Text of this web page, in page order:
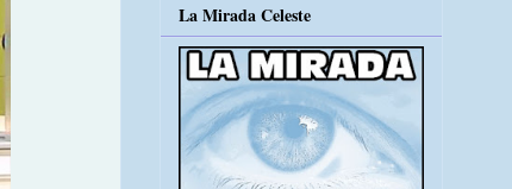
La Mirada Celeste